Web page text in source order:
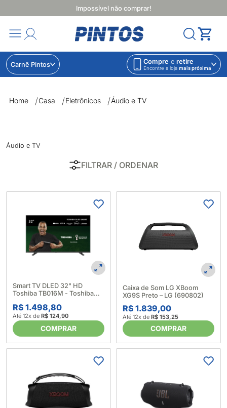
Impossível não comprar!
Carnê Pintos Compre e retire
Encontre a loja mais próxima
Home
Casa Eletrônicos Áudio e TV
Áudio e TV
FILTRAR / ORDENAR
Smart TV DLED 32" HD
Toshiba TB016M - Toshiba
R$ 1.498,80
Até 12x de R$ 124,90
COMPRAR
Caixa de Som LG XBoom
XG9S Preto – LG (690802)
R$ 1.839,00
Até 12x de R$ 153,25
COMPRAR